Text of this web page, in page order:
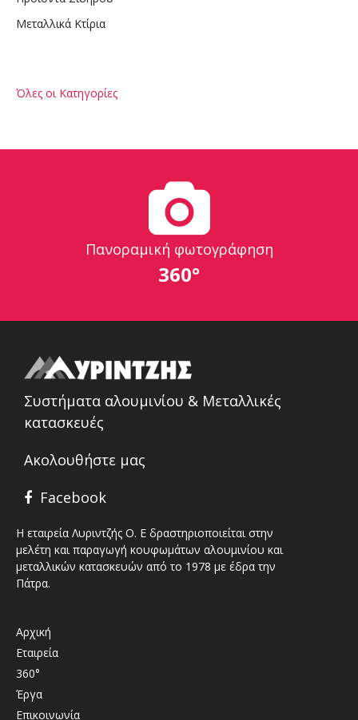
Μεταλλικά Κτίρια
Όλες οι Κατηγορίες
Πανοραμική φωτογράφηση
360°
Συστήματα αλουμινίου & Μεταλλικές
κατασκευές
Ακολουθήστε μας
Facebook
Η εταιρεία Λυριντζής Ο. Ε δραστηριοποιείται στην
μελέτη και παραγωγή κουφωμάτων αλουμινίου και
μεταλλικών κατασκευών από το 1978 με έδρα την
Πάτρα.
Αρχική
Εταιρεία
360°
Έργα
Επικοινωνία